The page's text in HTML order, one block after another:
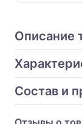
Описание
Состав и